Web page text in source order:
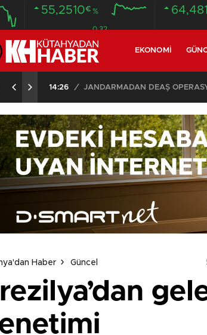
55,2510€ %
0.32
EKONOMI
14:26 / JANDARMADAN DEAŞ
Haber Güncel